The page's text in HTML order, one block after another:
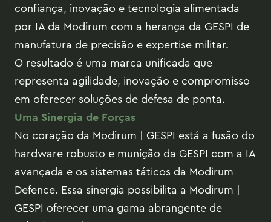
confiança, inovação e tecnologia alimentada
por IA da Modirum com a herança da GESPI de
manufatura de precisão e expertise militar.
O resultado é uma marca unificada que
representa agilidade, inovação e compromisso
em oferecer soluções de defesa de ponta.
Uma Sinergia de Forças
No coração da Modirum | GESPI está a fusão do
hardware robusto e munição da GESPI com a IA
avançada e os sistemas táticos da Modirum
Defence. Essa sinergia possibilita a Modirum |
GESPI oferecer uma gama abrangente de